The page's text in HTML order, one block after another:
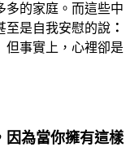
多的家庭。而這些中
至是自我安慰的說 ：
但事實上，心裡卻是
因為當你擁有這樣